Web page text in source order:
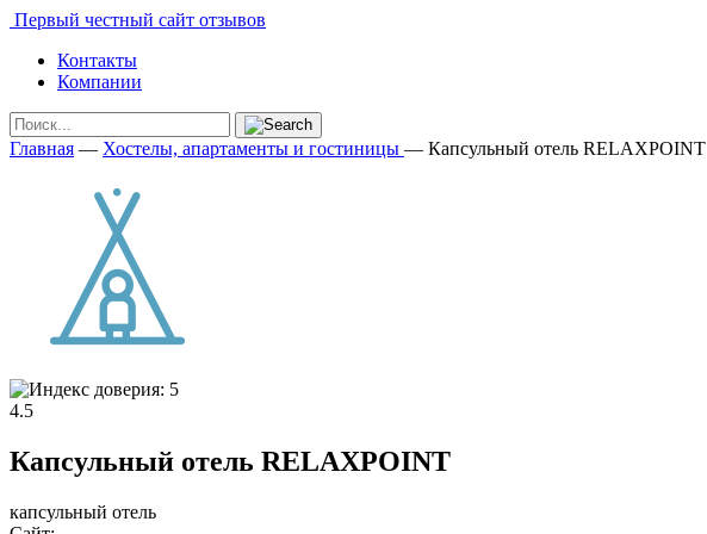
Первый честный сайт отзывов
Контакты
Компании
Главная — Хостелы, апартаменты и гостиницы — Капсульный отель RELAXPOINT
4.5
Капсульный отель RELAXPOINT
капсульный отель